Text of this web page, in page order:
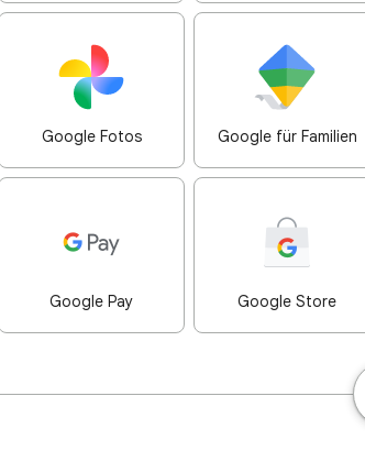
Google Fotos Google für Familien
Google Pay Google Store